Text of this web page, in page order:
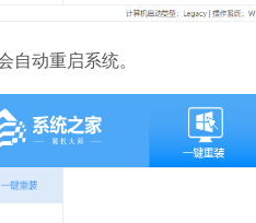
动重启系统。